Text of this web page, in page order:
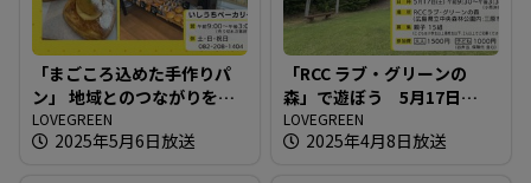
「まごころ込めた手作りパ
ン」 地域とのつながりを大
切に
LOVEGREEN
2025年5月6日放送
「RCC ラブ・グリーンの
森」で遊ぼう 5月17日
（土）参加親子募集中
LOVEGREEN
2025年4月8日放送